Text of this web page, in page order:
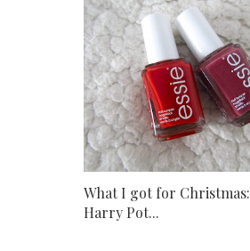
What I got for Christmas:
Harry Pot...